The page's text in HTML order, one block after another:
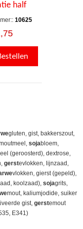
half
10625
gluten, gist, bakkerszout,
sojabloem,
(geroosterd), dextrose,
gerstevlokken, lijnzaad,
vlokken, gierst (gepeld),
koolzaad), sojagrits,
mout, kaliumjodide, suiker
gist, gerstemout
E341)